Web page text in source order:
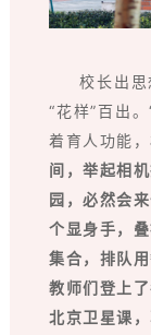
校长出思
“花样”百出
着育人功能
间，举起相
园，必然会
个显身手，
集合，排队
教师们登上
北京卫星课